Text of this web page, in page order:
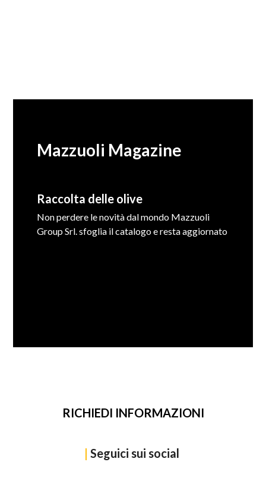
Mazzuoli Magazine
Raccolta delle olive
Non perdere le novità dal mondo Mazzuoli
Group Srl. sfoglia il catalogo e resta aggiornato
RICHIEDI INFORMAZIONI
| Seguici sui social